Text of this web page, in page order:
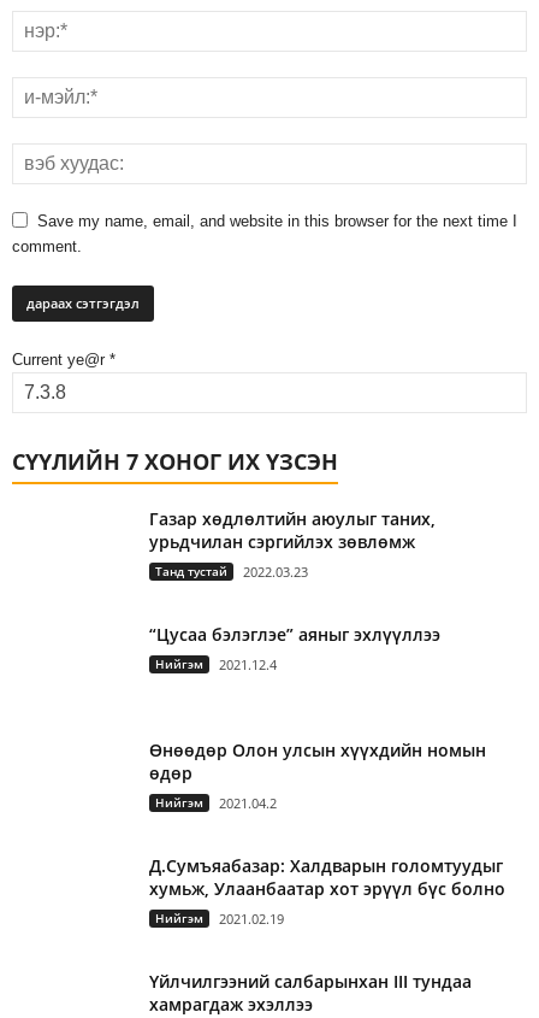
Save my name, email, and website in this browser for the next time I
comment.
Current ye@r *
СҮҮЛИЙН 7 ХОНОГ ИХ ҮЗСЭН
Газар хөдлөлтийн аюулыг таних,
урьдчилан сэргийлэх зөвлөмж
Танд тустай 2022.03.23
“Цусаа бэлэглэе” аяныг эхлүүллээ
Нийгэм 2021.12.4
Өнөөдөр Олон улсын хүүхдийн номын
өдөр
Нийгэм 2021.04.2
Д.Сумъяабазар: Халдварын голомтуудыг
хумьж, Улаанбаатар хот эрүүл бүс болно
Нийгэм 2021.02.19
Үйлчилгээний салбарынхан III тундаа
хамрагдаж эхэллээ